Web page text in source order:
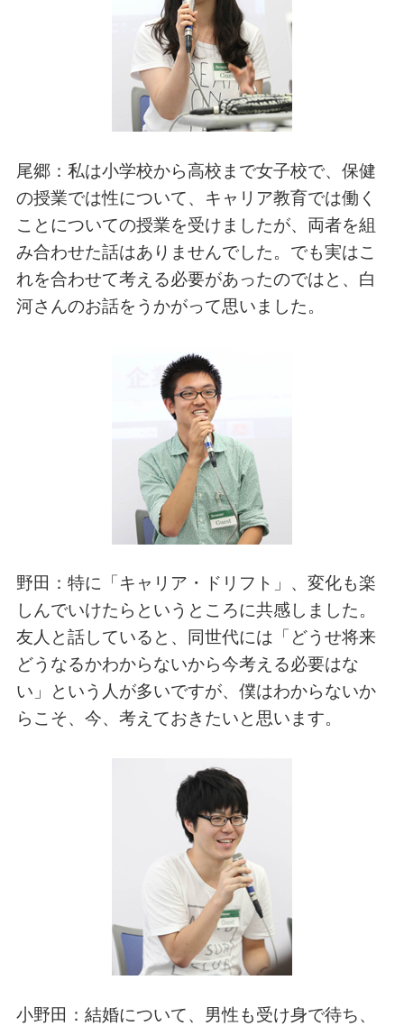
尾郷：私は小学校から高校まで女子校で、保健
の授業では性について、キャリア教育では働く
ことについての授業を受けましたが、両者を組
み合わせた話はありませんでした。でも実はこ
れを合わせて考える必要があったのではと、白
河さんのお話をうかがって思いました。
野田：特に「キャリア・ドリフト」、変化も楽
しんでいけたらというところに共感しました。
友人と話していると、同世代には「どうせ将来
どうなるかわからないから今考える必要はな
い」という人が多いですが、僕はわからないか
らこそ、今、考えておきたいと思います。
小野田：結婚について、男性も受け身で待ち、